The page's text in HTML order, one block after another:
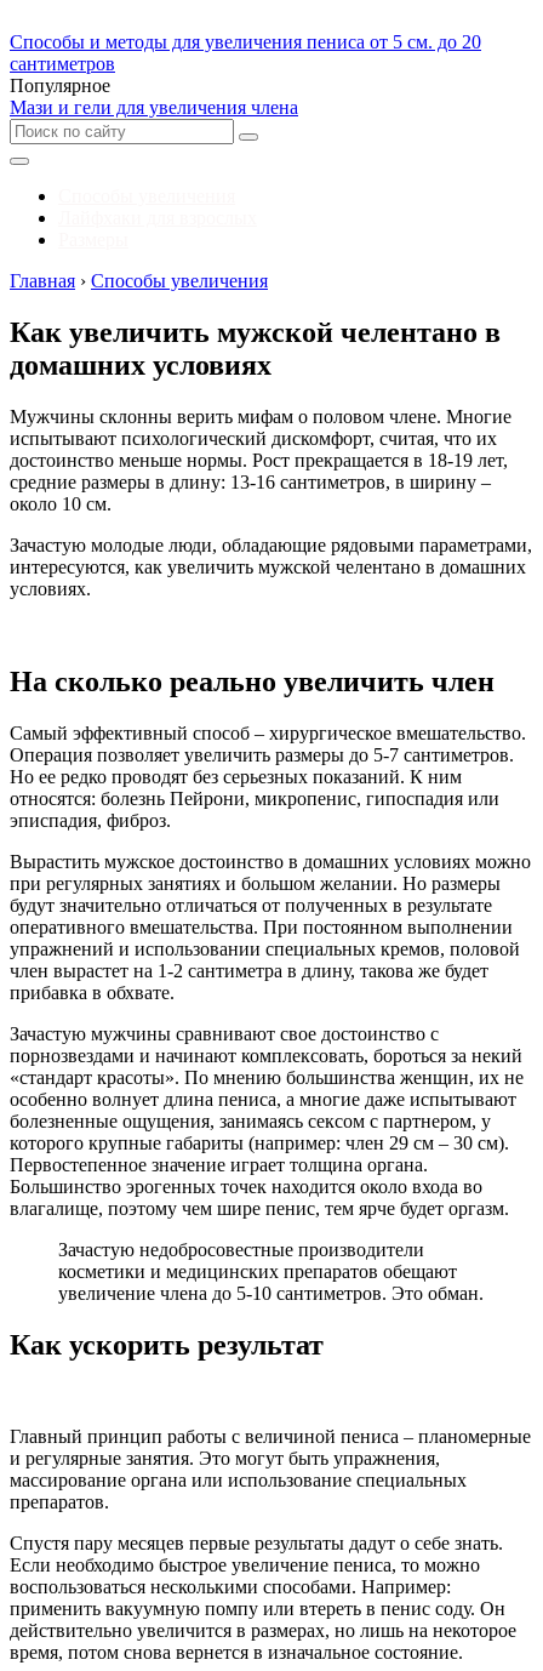
Способы и методы для увеличения пениса от 5 см. до 20
сантиметров
Популярное
Мази и гели для увеличения члена
Главная › Способы увеличения
Как увеличить мужской челентано в
домашних условиях
Мужчины склонны верить мифам о половом члене. Многие
испытывают психологический дискомфорт, считая, что их
достоинство меньше нормы. Рост прекращается в 18-19 лет,
средние размеры в длину: 13-16 сантиметров, в ширину –
около 10 см.
Зачастую молодые люди, обладающие рядовыми параметрами,
интересуются, как увеличить мужской челентано в домашних
условиях.
На сколько реально увеличить член
Самый эффективный способ – хирургическое вмешательство.
Операция позволяет увеличить размеры до 5-7 сантиметров.
Но ее редко проводят без серьезных показаний. К ним
относятся: болезнь Пейрони, микропенис, гипоспадия или
эписпадия, фиброз.
Вырастить мужское достоинство в домашних условиях можно
при регулярных занятиях и большом желании. Но размеры
будут значительно отличаться от полученных в результате
оперативного вмешательства. При постоянном выполнении
упражнений и использовании специальных кремов, половой
член вырастет на 1-2 сантиметра в длину, такова же будет
прибавка в обхвате.
Зачастую мужчины сравнивают свое достоинство с
порнозвездами и начинают комплексовать, бороться за некий
«стандарт красоты». По мнению большинства женщин, их не
особенно волнует длина пениса, а многие даже испытывают
болезненные ощущения, занимаясь сексом с партнером, у
которого крупные габариты (например: член 29 см – 30 см).
Первостепенное значение играет толщина органа.
Большинство эрогенных точек находится около входа во
влагалище, поэтому чем шире пенис, тем ярче будет оргазм.
Зачастую недобросовестные производители
косметики и медицинских препаратов обещают
увеличение члена до 5-10 сантиметров. Это обман.
Как ускорить результат
Главный принцип работы с величиной пениса – планомерные
и регулярные занятия. Это могут быть упражнения,
массирование органа или использование специальных
препаратов.
Спустя пару месяцев первые результаты дадут о себе знать.
Если необходимо быстрое увеличение пениса, то можно
воспользоваться несколькими способами. Например:
применить вакуумную помпу или втереть в пенис соду. Он
действительно увеличится в размерах, но лишь на некоторое
время, потом снова вернется в изначальное состояние.